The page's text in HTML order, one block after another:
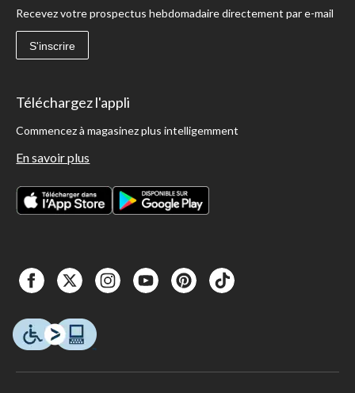
Recevez votre prospectus hebdomadaire directement par e-mail
S'inscrire
Téléchargez l'appli
Commencez à magasinez plus intelligemment
En savoir plus